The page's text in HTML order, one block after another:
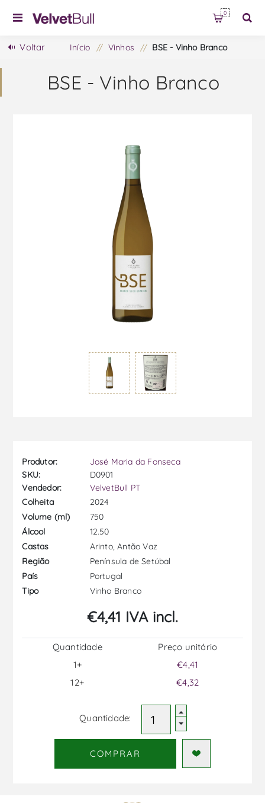
0
Voltar Início / Vinhos / BSE - Vinho Branco
BSE - Vinho Branco
Produtor:
José Maria da Fonseca
SKU:
D0901
Vendedor:
VelvetBull PT
Colheita
2024
Volume (ml)
750
Álcool
12.50
Castas
Arinto, Antão Vaz
Região
Península de Setúbal
País
Portugal
Tipo
Vinho Branco
€4,41 IVA incl.
Quantidade
1+
12+
Preço unitário
€4,41
€4,32
Quantidade:
COMPRAR